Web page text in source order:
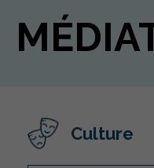
Culture